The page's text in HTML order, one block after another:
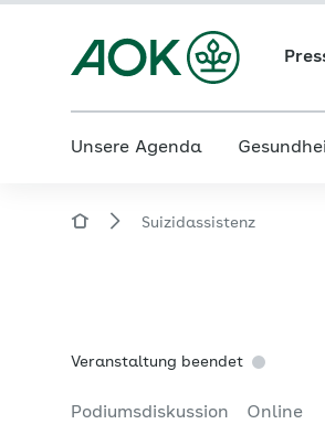
Unsere Agenda
Suizidassistenz
Veranstaltung beendet
Podiumsdiskussion Online